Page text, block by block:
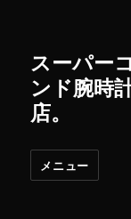
スーパー
ンド腕時
店。
メニュー